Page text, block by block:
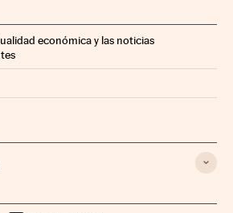
económica y las noticias
en Facebook
Días en Twitter